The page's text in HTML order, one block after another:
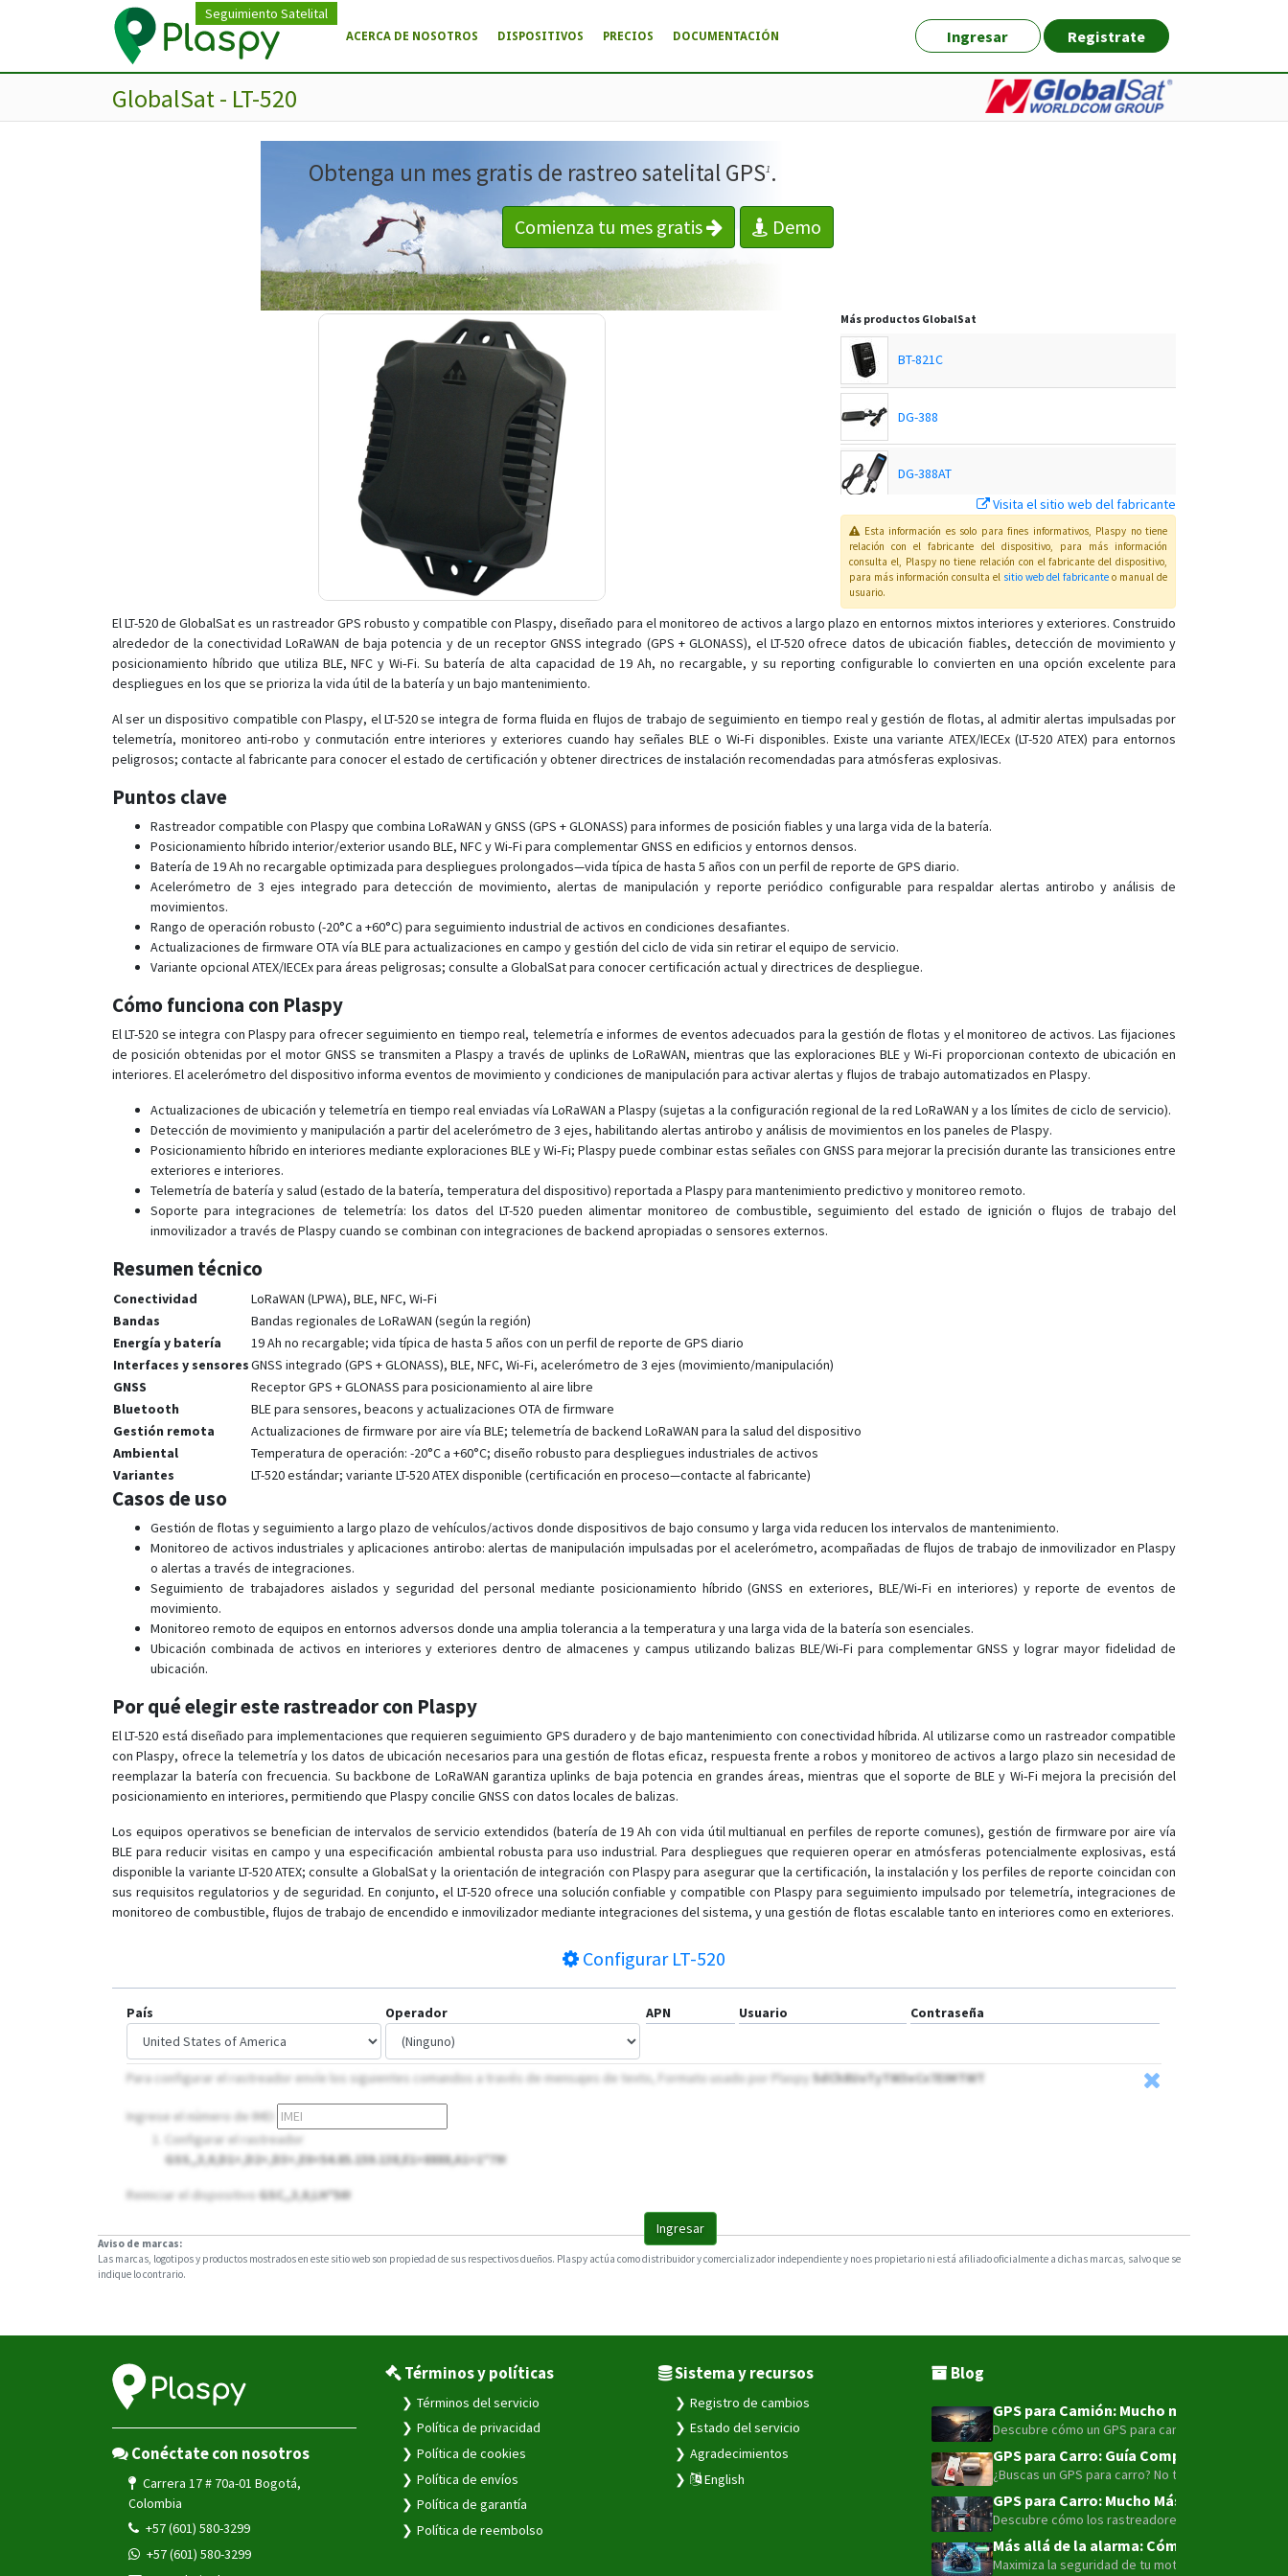
Seguimiento Satelital
Ingresar Registrate
ACERCA DE NOSOTROS DISPOSITIVOS PRECIOS DOCUMENTACIÓN
GlobalSat - LT-520
Obtenga un mes gratis de rastreo satelital GPS1 .
Comienza tu mes gratis Demo
Más productos GlobalSat
BT-821C
DG-388
DG-388AT
GDO-10
GTR-388
GTR-388NB
KT-520
LT-20
LT-501
LT-501E
LT-501R
LT-520AZ
LW-360HR
NW-360HR
TR-151SP
TR-203
TR-300V
Visita el sitio web del fabricante
Esta información es solo para fines informativos, Plaspy no tiene
relación con el fabricante del dispositivo, para más información
consulta el, Plaspy no tiene relación con el fabricante del dispositivo,
para más información consulta el sitio web del fabricante o manual de
usuario.
El LT-520 de GlobalSat es un rastreador GPS robusto y compatible con Plaspy, diseñado para el monitoreo de activos a largo plazo en entornos mixtos interiores y exteriores. Construido
alrededor de la conectividad LoRaWAN de baja potencia y de un receptor GNSS integrado (GPS + GLONASS), el LT-520 ofrece datos de ubicación fiables, detección de movimiento y
posicionamiento híbrido que utiliza BLE, NFC y Wi‑Fi. Su batería de alta capacidad de 19 Ah, no recargable, y su reporting configurable lo convierten en una opción excelente para
despliegues en los que se prioriza la vida útil de la batería y un bajo mantenimiento.
Al ser un dispositivo compatible con Plaspy, el LT-520 se integra de forma fluida en flujos de trabajo de seguimiento en tiempo real y gestión de flotas, al admitir alertas impulsadas por
telemetría, monitoreo anti-robo y conmutación entre interiores y exteriores cuando hay señales BLE o Wi‑Fi disponibles. Existe una variante ATEX/IECEx (LT-520 ATEX) para entornos
peligrosos; contacte al fabricante para conocer el estado de certificación y obtener directrices de instalación recomendadas para atmósferas explosivas.
Puntos clave
Rastreador compatible con Plaspy que combina LoRaWAN y GNSS (GPS + GLONASS) para informes de posición fiables y una larga vida de la batería.
Posicionamiento híbrido interior/exterior usando BLE, NFC y Wi‑Fi para complementar GNSS en edificios y entornos densos.
Batería de 19 Ah no recargable optimizada para despliegues prolongados—vida típica de hasta 5 años con un perfil de reporte de GPS diario.
Acelerómetro de 3 ejes integrado para detección de movimiento, alertas de manipulación y reporte periódico configurable para respaldar alertas antirobo y análisis de
movimientos.
Rango de operación robusto (-20°C a +60°C) para seguimiento industrial de activos en condiciones desafiantes.
Actualizaciones de firmware OTA vía BLE para actualizaciones en campo y gestión del ciclo de vida sin retirar el equipo de servicio.
Variante opcional ATEX/IECEx para áreas peligrosas; consulte a GlobalSat para conocer certificación actual y directrices de despliegue.
Cómo funciona con Plaspy
El LT-520 se integra con Plaspy para ofrecer seguimiento en tiempo real, telemetría e informes de eventos adecuados para la gestión de flotas y el monitoreo de activos. Las fijaciones
de posición obtenidas por el motor GNSS se transmiten a Plaspy a través de uplinks de LoRaWAN, mientras que las exploraciones BLE y Wi‑Fi proporcionan contexto de ubicación en
interiores. El acelerómetro del dispositivo informa eventos de movimiento y condiciones de manipulación para activar alertas y flujos de trabajo automatizados en Plaspy.
Actualizaciones de ubicación y telemetría en tiempo real enviadas vía LoRaWAN a Plaspy (sujetas a la configuración regional de la red LoRaWAN y a los límites de ciclo de servicio).
Detección de movimiento y manipulación a partir del acelerómetro de 3 ejes, habilitando alertas antirobo y análisis de movimientos en los paneles de Plaspy.
Posicionamiento híbrido en interiores mediante exploraciones BLE y Wi‑Fi; Plaspy puede combinar estas señales con GNSS para mejorar la precisión durante las transiciones entre
exteriores e interiores.
Telemetría de batería y salud (estado de la batería, temperatura del dispositivo) reportada a Plaspy para mantenimiento predictivo y monitoreo remoto.
Soporte para integraciones de telemetría: los datos del LT-520 pueden alimentar monitoreo de combustible, seguimiento del estado de ignición o flujos de trabajo del
inmovilizador a través de Plaspy cuando se combinan con integraciones de backend apropiadas o sensores externos.
Resumen técnico
Conectividad
LoRaWAN (LPWA), BLE, NFC, Wi‑Fi
Bandas
Bandas regionales de LoRaWAN (según la región)
Energía y batería
19 Ah no recargable; vida típica de hasta 5 años con un perfil de reporte de GPS diario
Interfaces y sensoresGNSS integrado (GPS + GLONASS), BLE, NFC, Wi‑Fi, acelerómetro de 3 ejes (movimiento/manipulación)
GNSS
Receptor GPS + GLONASS para posicionamiento al aire libre
Bluetooth
BLE para sensores, beacons y actualizaciones OTA de firmware
Gestión remota
Actualizaciones de firmware por aire vía BLE; telemetría de backend LoRaWAN para la salud del dispositivo
Ambiental
Temperatura de operación: -20°C a +60°C; diseño robusto para despliegues industriales de activos
Variantes
LT-520 estándar; variante LT-520 ATEX disponible (certificación en proceso—contacte al fabricante)
Casos de uso
Gestión de flotas y seguimiento a largo plazo de vehículos/activos donde dispositivos de bajo consumo y larga vida reducen los intervalos de mantenimiento.
Monitoreo de activos industriales y aplicaciones antirobo: alertas de manipulación impulsadas por el acelerómetro, acompañadas de flujos de trabajo de inmovilizador en Plaspy
o alertas a través de integraciones.
Seguimiento de trabajadores aislados y seguridad del personal mediante posicionamiento híbrido (GNSS en exteriores, BLE/Wi‑Fi en interiores) y reporte de eventos de
movimiento.
Monitoreo remoto de equipos en entornos adversos donde una amplia tolerancia a la temperatura y una larga vida de la batería son esenciales.
Ubicación combinada de activos en interiores y exteriores dentro de almacenes y campus utilizando balizas BLE/Wi‑Fi para complementar GNSS y lograr mayor fidelidad de
ubicación.
Por qué elegir este rastreador con Plaspy
El LT-520 está diseñado para implementaciones que requieren seguimiento GPS duradero y de bajo mantenimiento con conectividad híbrida. Al utilizarse como un rastreador compatible
con Plaspy, ofrece la telemetría y los datos de ubicación necesarios para una gestión de flotas eficaz, respuesta frente a robos y monitoreo de activos a largo plazo sin necesidad de
reemplazar la batería con frecuencia. Su backbone de LoRaWAN garantiza uplinks de baja potencia en grandes áreas, mientras que el soporte de BLE y Wi‑Fi mejora la precisión del
posicionamiento en interiores, permitiendo que Plaspy concilie GNSS con datos locales de balizas.
Los equipos operativos se benefician de intervalos de servicio extendidos (batería de 19 Ah con vida útil multianual en perfiles de reporte comunes), gestión de firmware por aire vía
BLE para reducir visitas en campo y una especificación ambiental robusta para uso industrial. Para despliegues que requieren operar en atmósferas potencialmente explosivas, está
disponible la variante LT-520 ATEX; consulte a GlobalSat y la orientación de integración con Plaspy para asegurar que la certificación, la instalación y los perfiles de reporte coincidan con
sus requisitos regulatorios y de seguridad. En conjunto, el LT-520 ofrece una solución confiable y compatible con Plaspy para seguimiento impulsado por telemetría, integraciones de
monitoreo de combustible, flujos de trabajo de encendido e inmovilizador mediante integraciones del sistema, y una gestión de flotas escalable tanto en interiores como en exteriores.
ConfigurarLT-520
País Operador APN Usuario Contraseña
Ingresar
Para configurar el rastreador envíe los siguientes comandos a través de mensajes de texto, Formato usado por Plaspy 5dCh8UoTyTW3eCx7EIMTWT
Ingrese el número de IMEI
Configurar el rastreador
GSS,,3,0,D1=,D2=,D3=,E0=54.85.159.138,E1=8888,A1=1*79!
Reiniciar el dispositivo GSC,,3,0,LH*50!
Aviso de marcas:
Las marcas, logotipos y productos mostrados en este sitio web son propiedad de sus respectivos dueños. Plaspy actúa como distribuidor y comercializador independiente y no es propietario ni está afiliado oficialmente a dichas marcas, salvo que se
indique lo contrario.
Conéctate con nosotros
Carrera 17 # 70a-01 Bogotá,
Colombia
+57 (601) 580-3299
+57 (601) 580-3299
Términos y políticas
Términos del servicio
Política de privacidad
Política de cookies
Política de envíos
Política de garantía
Política de reembolso
Sistema y recursos
Registro de cambios
Estado del servicio
Agradecimientos
English
Blog
GPS para Camión: Mucho más que un
Descubre cómo un GPS para camión con
GPS para Carro: Guía Completa para la
¿Buscas un GPS para carro? No te conformes
GPS para Carro: Mucho Más que Solo
Descubre cómo los rastreadores GPS 4G LTE
Más allá de la alarma: Cómo la
Maximiza la seguridad de tu moto o flota con el